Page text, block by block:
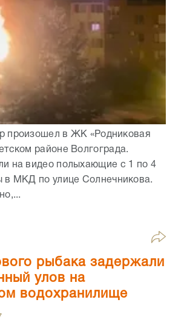
произошел в ЖК «Родниковая
районе Волгограда.
на видео полыхающие с 1 по 4
в МКД по улице Солнечникова.
рыбака задержали
улов на
водохранилище